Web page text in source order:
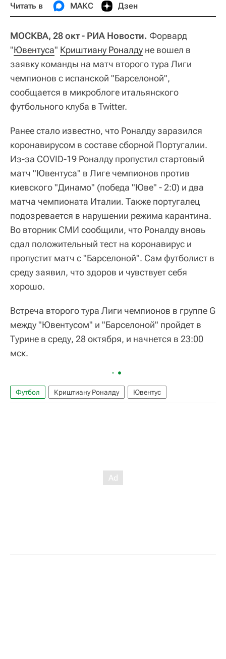
Читать в МАКС Дзен
МОСКВА, 28 окт - РИА Новости. Форвард
"Ювентуса" Криштиану Роналду не вошел в
заявку команды на матч второго тура Лиги
чемпионов с испанской "Барселоной",
сообщается в микроблоге итальянского
футбольного клуба в Twitter.
Ранее стало известно, что Роналду заразился
коронавирусом в составе сборной Португалии.
Из-за COVID-19 Роналду пропустил стартовый
матч "Ювентуса" в Лиге чемпионов против
киевского "Динамо" (победа "Юве" - 2:0) и два
матча чемпионата Италии. Также португалец
подозревается в нарушении режима карантина.
Во вторник СМИ сообщили, что Роналду вновь
сдал положительный тест на коронавирус и
пропустит матч с "Барселоной". Сам футболист в
среду заявил, что здоров и чувствует себя
хорошо.
Встреча второго тура Лиги чемпионов в группе G
между "Ювентусом" и "Барселоной" пройдет в
Турине в среду, 28 октября, и начнется в 23:00
мск.
Футбол Криштиану Роналду Ювентус